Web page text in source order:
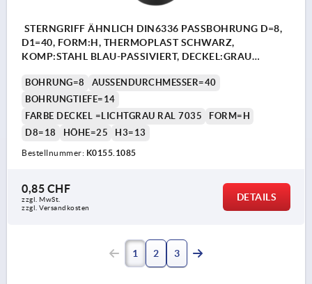
STERNGRIFF ÄHNLICH DIN6336 PASSBOHRUNG D=8,
D1=40, FORM:H, THERMOPLAST SCHWARZ,
KOMP:STAHL BLAU-PASSIVIERT, DECKEL:GRAU
BOHRUNG=8
AUSSENDURCHMESSER=40
BOHRUNGTIEFE=14
FARBE DECKEL =LICHTGRAU RAL 7035
FORM=H
D8=18
HÖHE=25 H3=13
Bestellnummer: K0155.1085
0,85 CHF
zzgl. MwSt.
zzgl. Versandkosten
DETAILS
1 2 3